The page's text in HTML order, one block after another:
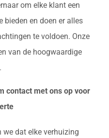
om elke klant een
bieden en doen er alles
te voldoen. Onze
van de hoogwaardige
contact met ons op voor
we dat elke verhuizing